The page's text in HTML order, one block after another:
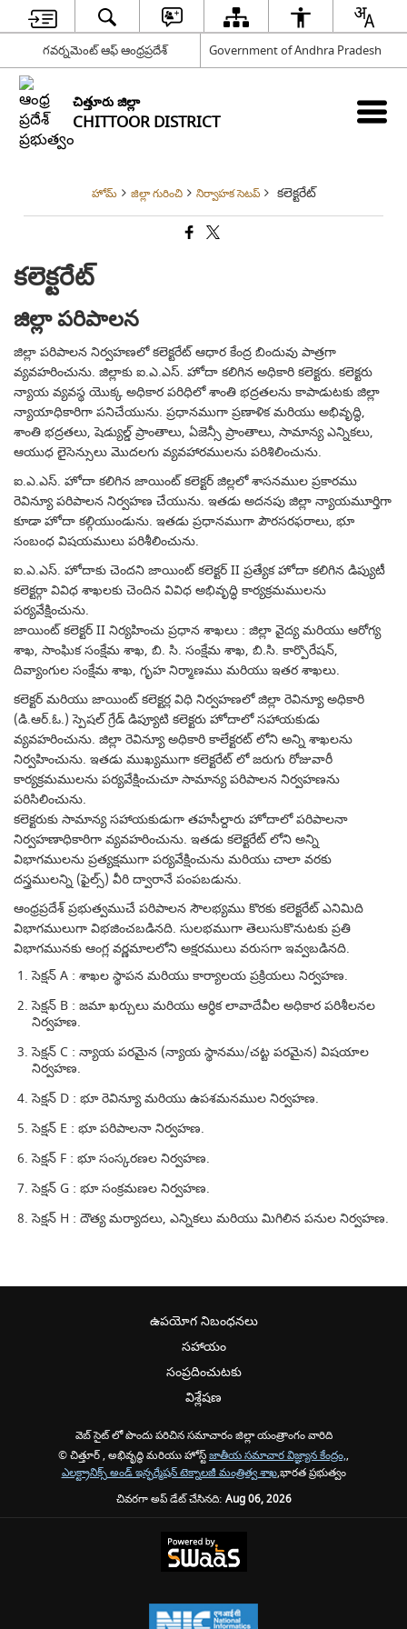
గవర్నమెంట్ ఆఫ్ ఆంధ్రప్రదేశ్ Government of Andhra Pradesh
చిత్తూరు జిల్లా
CHITTOOR DISTRICT
హోమ్ జిల్లా గురించి నిర్వాహక సెటప్ కలెక్టరేట్
కలెక్టరేట్
జిల్లా పరిపాలన
జిల్లా పరిపాలన నిర్వహణలో కలెక్టరేట్ ఆధార కేంద్ర బిందువు పాత్రగా
వ్యవహరించును. జిల్లాకు ఐ.ఎ.ఎస్. హోదా కలిగిన అధికారి కలెక్టరు. కలెక్టరు
న్యాయ వ్యవస్థ యొక్క అధికార పరిధిలో శాంతి భద్రతలను కాపాడుటకు జిల్లా
న్యాయాధికారిగా పనిచేయును. ప్రధానముగా ప్రణాళిక మరియు అభివృద్ధి,
శాంతి భద్రతలు, షెడ్యుల్డ్ ప్రాంతాలు, ఏజెన్సీ ప్రాంతాలు, సామాన్య ఎన్నికలు,
ఆయుధ లైసెన్సులు మొదలగు వ్యవహారములను పరిశిలించును.
ఐ.ఎ.ఎస్. హోదా కలిగిన జాయింట్ కలెక్టర్ జిల్లలో శాసనముల ప్రకారము
రెవిన్యూ పరిపాలన నిర్వహణ చేయును. ఇతడు అదనపు జిల్లా న్యాయమూర్తిగా
కూడా హోదా కల్గియుండును. ఇతడు ప్రధానముగా పౌరసరఫరాలు, భూ
సంబంధ విషయములు పరిశీలించును.
ఐ.ఎ.ఎస్. హోదాకు చెందని జాయింట్ కలెక్టర్ II ప్రత్యేక హోదా కలిగిన డిప్యుటీ
కలెక్టర్గా వివిధ శాఖలకు చెందిన వివిధ అభివృద్ధి కార్యక్రమములను
పర్యవేక్షించును.
జాయింట్ కలెక్టర్ II నిర్యహించు ప్రధాన శాఖలు : జిల్లా వైద్య మరియు ఆరోగ్య
శాఖ, సాంఘిక సంక్షేమ శాఖ, బి. సి. సంక్షేమ శాఖ, బి.సి. కార్పొరేషన్,
దివ్యాంగుల సంక్షేమ శాఖ, గృహ నిర్మాణము మరియు ఇతర శాఖలు.
కలెక్టర్ మరియు జాయింట్ కలెక్టర్ల విధి నిర్వహణలో జిల్లా రెవిన్యూ అధికారి
(డి.ఆర్.ఓ.) స్పెషల్ గ్రేడ్ డిప్యూటి కలెక్టరు హోదాలో సహాయకుడు
వ్యవహరించును. జిల్లా రెవిన్యూ అధికారి కాలేక్టరట్ లోని అన్ని శాఖలను
నిర్వహించును. ఇతడు ముఖ్యముగా కలెక్టరేట్ లో జరుగు రోజువారీ
కార్యక్రమములను పర్యవేక్షించుచూ సామాన్య పరిపాలన నిర్వహణను
పరిసిలించును.
కలెక్టరుకు సామాన్య సహాయకుడుగా తహసీల్దారు హోదాలో పరిపాలనా
నిర్వహణాధికారిగా వ్యవహరించును. ఇతడు కలెక్టరేట్ లోని అన్ని
విభాగములను ప్రత్యక్షముగా పర్యవేక్షించును మరియు చాలా వరకు
దస్త్రములన్ని (ఫైల్స్) వీరి ద్వారానే పంపబడును.
ఆంధ్రప్రదేశ్ ప్రభుత్వముచే పరిపాలన సౌలభ్యము కొరకు కలెక్టరేట్ ఎనిమిది
విభాగములుగా విభజించబడినది. సులభముగా తెలుసుకొనుటకు ప్రతి
విభాగమునకు ఆంగ్ల వర్ణమాలలోని అక్షరములు వరుసగా ఇవ్వబడినది.
సెక్షన్ A : శాఖల స్థాపన మరియు కార్యాలయ ప్రక్రియలు నిర్వహణ.
సెక్షన్ B : జమా ఖర్చులు మరియు ఆర్ధిక లావాదేవీల అధికార పరిశీలనల
నిర్వహణ.
సెక్షన్ C : న్యాయ పరమైన (న్యాయ స్థానము/చట్ట పరమైన) విషయాల
నిర్వహణ.
సెక్షన్ D : భూ రెవిన్యూ మరియు ఉపశమనముల నిర్వహణ.
సెక్షన్ E : భూ పరిపాలనా నిర్వహణ.
సెక్షన్ F : భూ సంస్కరణల నిర్వహణ.
సెక్షన్ G : భూ సంక్రమణల నిర్వహణ.
సెక్షన్ H : దౌత్య మర్యాదలు, ఎన్నికలు మరియు మిగిలిన పనుల నిర్వహణ.
ఉపయోగ నిబంధనలు
సహాయం
సంప్రదించుటకు
విశ్లేషణ
వెబ్ సైట్ లో పొందు పరిచిన సమాచారం జిల్లా యంత్రాంగం వారిది
© చిత్తూర్ , అభివృద్ధి మరియు హోస్ట్జాతీయ సమాచార విజ్ఞ్యాన కేంద్రం,,
ఎలక్ట్రానిక్స్ అండ్ ఇన్ఫర్మేషన్ టెక్నాలజీ మంత్రిత్వ శాఖ,భారత ప్రభుత్వం
చివరగా అప్ డేట్ చేసినది: Aug 06, 2026